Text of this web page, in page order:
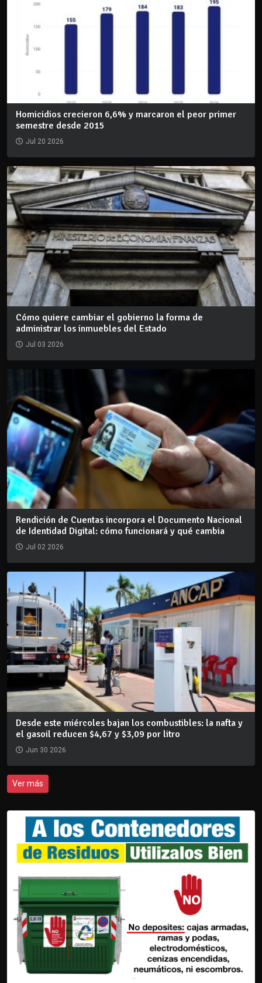
Homicidios crecieron 6,6% y marcaron el peor primer
semestre desde 2015
Jul 20 2026
Cómo quiere cambiar el gobierno la forma de
administrar los inmuebles del Estado
Jul 03 2026
Rendición de Cuentas incorpora el Documento Nacional
de Identidad Digital: cómo funcionará y qué cambia
Jul 02 2026
Desde este miércoles bajan los combustibles: la nafta y
el gasoil reducen $4,67 y $3,09 por litro
Jun 30 2026
Ver más